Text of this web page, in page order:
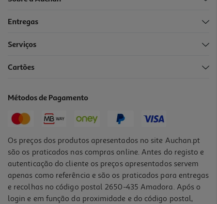
-40%
Price reduced from
1,49 €to
+0,10 € Depósito
Promoção
-37%
Entregas
Serviços
Cartões
Métodos de Pagamento
Os preços dos produtos apresentados no site Auchan.pt
são os praticados nas compras online. Antes do registo e
autenticação do cliente os preços apresentados servem
apenas como referência e são os praticados para entregas
e recolhas no código postal 2650-435 Amadora. Após o
login e em função da proximidade e do código postal,